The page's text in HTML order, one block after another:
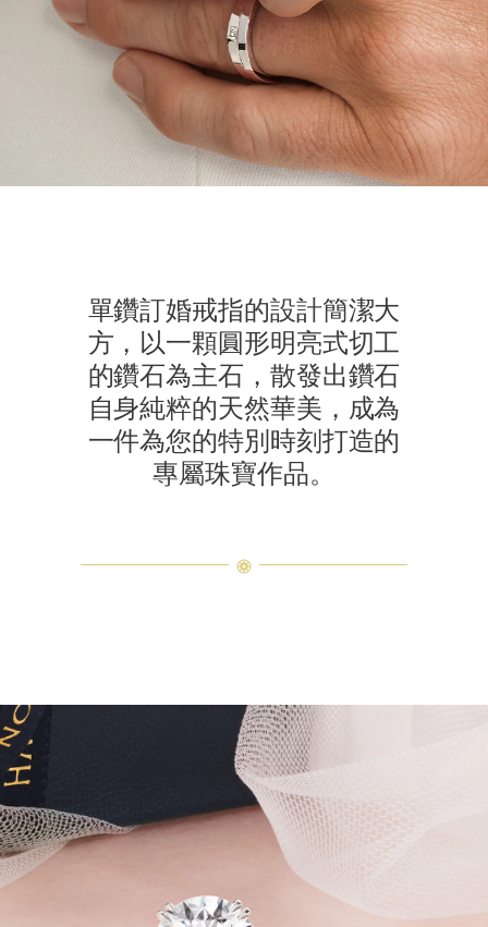
單鑽訂婚戒指的設計簡潔大
方，以一顆圓形明亮式切工
的鑽石為主石，散發出鑽石
自身純粹的天然華美，成為
一件為您的特別時刻打造的
專屬珠寶作品。